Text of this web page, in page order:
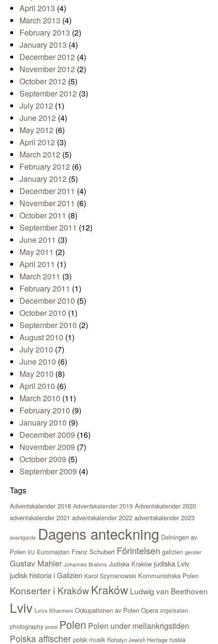
April 2013 (4)
March 2013 (4)
February 2013 (2)
January 2013 (4)
December 2012 (4)
November 2012 (2)
October 2012 (5)
September 2012 (3)
July 2012 (1)
June 2012 (4)
May 2012 (6)
April 2012 (3)
March 2012 (5)
February 2012 (6)
January 2012 (5)
December 2011 (4)
November 2011 (6)
October 2011 (8)
September 2011 (12)
June 2011 (3)
May 2011 (2)
April 2011 (1)
March 2011 (3)
February 2011 (1)
December 2010 (5)
October 2010 (1)
September 2010 (2)
August 2010 (1)
July 2010 (7)
June 2010 (6)
May 2010 (8)
April 2010 (6)
March 2010 (11)
February 2010 (9)
January 2010 (9)
December 2009 (16)
November 2009 (7)
October 2009 (5)
September 2009 (4)
Tags
Adventskalender 2018 Adventskalender 2019 Adventskalender 2020
adventskalender 2021 adventskalender 2022 adventskalender 2023
avantgarde Dagens anteckning Delningen av
Polen EU Euromajdan Franz Schubert Förintelsen galizien gender
Gustav Mahler Johannes Brahms Judiska Kraków judiska Lviv
judisk historia i Galizien Karol Szymanowski Kommunistiska Polen
Konserter i KrakówKraków Ludwig van Beethoven
Lviv Lvivs filharmoni Ockupationen av Polen Opera orgelsalen
photography poesi Polen Polen under mellankrigstiden
Polska affischer polsk musik Rohatyn Jewish Heritage russia